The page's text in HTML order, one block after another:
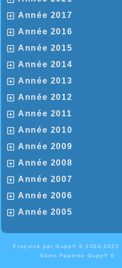
Année 2017
Année 2016
Année 2015
Année 2014
Année 2013
Année 2012
Année 2011
Année 2010
Année 2009
Année 2008
Année 2007
Année 2006
Année 2005
Propulsé par GuppY © 2004-2022
Skins Papinou GuppY 6